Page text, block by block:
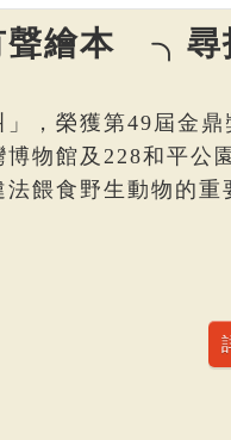
聲繪本 ╮尋
，榮獲第49屆金鼎
物館及228和平公
餵食野生動物的重